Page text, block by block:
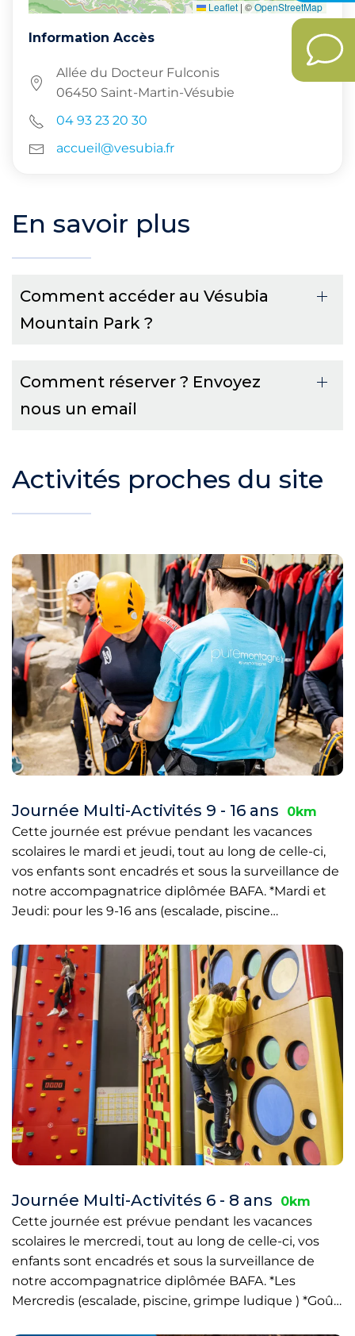
Leaflet | ©OpenStreetMap
Information Accès
Allée du Docteur Fulconis
06450 Saint-Martin-Vésubie
04 93 23 20 30
accueil@vesubia.fr
En savoir plus
Comment accéder au Vésubia
Mountain Park ?
Comment réserver ? Envoyez
nous un email
Activités proches du site
Journée Multi-Activités 9 - 16 ans
0km
Cette journée est prévue pendant les vacances
scolaires le mardi et jeudi, tout au long de celle-ci,
vos enfants sont encadrés et sous la surveillance de
notre accompagnatrice diplômée BAFA. *Mardi et
Jeudi: pour les 9-16 ans (escalade, piscine…
Journée Multi-Activités 6 - 8 ans
0km
Cette journée est prévue pendant les vacances
scolaires le mercredi, tout au long de celle-ci, vos
enfants sont encadrés et sous la surveillance de
notre accompagnatrice diplômée BAFA. *Les
Mercredis (escalade, piscine, grimpe ludique ) *Goû…